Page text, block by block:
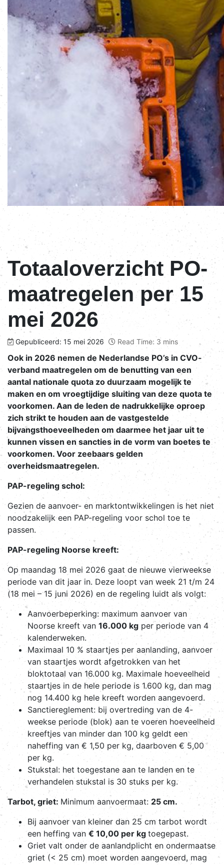
Totaaloverzicht PO-
maatregelen per 15
mei 2026
Gepubliceerd: 15 mei 2026 Read Time: 3 mins
Ook in 2026 nemen de Nederlandse PO’s in CVO-
verband maatregelen om de benutting van een
aantal nationale quota zo duurzaam mogelijk te
maken en om vroegtijdige sluiting van deze quota te
voorkomen. Aan de leden de nadrukkelijke oproep
zich strikt te houden aan de vastgestelde
bijvangsthoeveelheden om daarmee het jaar uit te
kunnen vissen en sancties in de vorm van boetes te
voorkomen. Voor zeebaars gelden
overheidsmaatregelen.
PAP-regeling schol:
Gezien de aanvoer- en marktontwikkelingen is het niet
noodzakelijk een PAP-regeling voor schol toe te
passen.
PAP-regeling Noorse kreeft:
Op maandag 18 mei 2026 gaat de nieuwe vierweekse
periode van dit jaar in. Deze loopt van week 21 t/m 24
(18 mei – 15 juni 2026) en de regeling luidt als volgt:
Aanvoerbeperking: maximum aanvoer van
Noorse kreeft van 16.000 kg per periode van 4
kalenderweken.
Maximaal 10 % staartjes per aanlanding, aanvoer
van staartjes wordt afgetrokken van het
bloktotaal van 16.000 kg. Maximale hoeveelheid
staartjes in de hele periode is 1.600 kg, dan mag
nog 14.400 kg hele kreeft worden aangevoerd.
Sanctiereglement: bij overtreding van de 4-
weekse periode (blok) aan te voeren hoeveelheid
kreeftjes van minder dan 100 kg geldt een
naheffing van € 1,50 per kg, daarboven € 5,00
per kg.
Stukstal: het toegestane aan te landen en te
verhandelen stukstal is 30 stuks per kg.
Tarbot, griet: Minimum aanvoermaat: 25 cm.
Bij aanvoer van kleiner dan 25 cm tarbot wordt
een heffing van € 10,00 per kg toegepast.
Griet valt onder de aanlandplicht en ondermaatse
griet (< 25 cm) moet worden aangevoerd, mag